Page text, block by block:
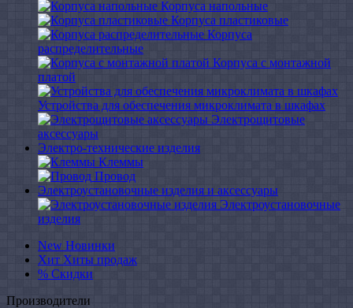
Корпуса напольные
Корпуса пластиковые
Корпуса
распределительные
Корпуса с монтажной
платой
Устройства для обеспечения микроклимата в шкафах
Электрощитовые
аксессуары
Электро-технические изделия
Клеммы
Провод
Электроустановочные изделия и аксессуары
Электроустановочные
изделия
New Новинки
Хит Хиты продаж
% Скидки
Производители